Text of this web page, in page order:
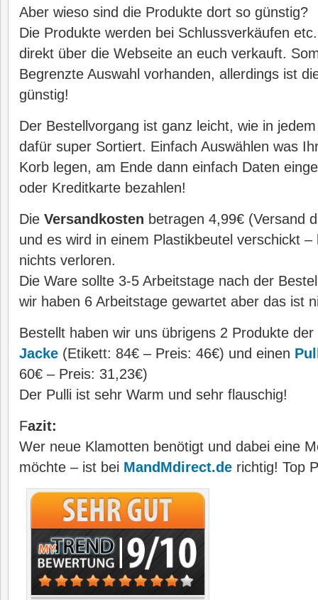
Aber wieso sind die Produkte dort so günstig?
Die Produkte werden bei Schlussverkäufen
direkt über die Webseite an euch verkauft.
Begrenzte Auswahl vorhanden, allerdings ist
günstig!
Der Bestellvorgang ist ganz leicht, wie in
dafür super Sortiert. Einfach Auswählen was
Korb legen, am Ende dann einfach Daten
oder Kreditkarte bezahlen!
Die Versandkosten betragen 4,99€ (Versand
und es wird in einem Plastikbeutel verschickt
nichts verloren.
Die Ware sollte 3-5 Arbeitstage nach der
wir haben 6 Arbeitstage gewartet aber das ist
Bestellt haben wir uns übrigens 2 Produkte
Jacke (Etikett: 84€ – Preis: 46€) und einen
60€ – Preis: 31,23€)
Der Pulli ist sehr Warm und sehr flauschig!
Fazit:
Wer neue Klamotten benötigt und dabei eine
möchte – ist bei MandMdirect.de richtig! Top